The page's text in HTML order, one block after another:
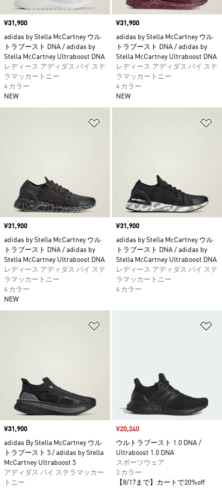
価格
¥31,900
adidas by Stella McCartney ウル
トラブースト DNA / adidas by
Stella McCartney Ultraboost DNA
レディース アディダス バイ ステ
ラマッカートニー
4 カラー
NEW
価格
¥31,900
adidas by Stella McCartney ウル
トラブースト DNA / adidas by
Stella McCartney Ultraboost DNA
レディース アディダス バイ ステ
ラマッカートニー
4 カラー
NEW
価格
¥31,900
adidas by Stella McCartney ウル
トラブースト DNA / adidas by
Stella McCartney Ultraboost DNA
レディース アディダス バイ ステ
ラマッカートニー
4 カラー
NEW
価格
¥31,900
adidas by Stella McCartney ウル
トラブースト DNA / adidas by
Stella McCartney Ultraboost DNA
レディース アディダス バイ ステ
ラマッカートニー
4 カラー
価格
¥31,900
adidas By Stella McCartney ウル
トラブースト 5 / adidas by Stella
McCartney Ultraboost 5
アディダス バイ ステラマッカー
トニー
セール価格
¥20,240
ウルトラブースト 1.0 DNA /
Ultraboost 1.0 DNA
スポーツウェア
3 カラー
【8/17まで】カートで20%off